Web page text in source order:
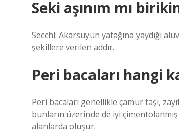
Seki aşınım mı
Secchi: Akarsuyun yatağına yaydığı
şekillere verilen addır.
Peri bacaları hangi
Peri bacaları genellikle çamur taşı,
bunların üzerinde de iyi
alanlarda oluşur.